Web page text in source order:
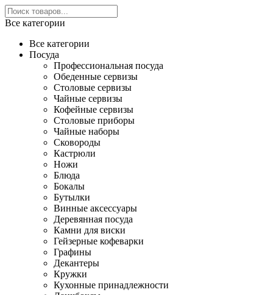
Все категории
Все категории
Посуда
Профессиональная посуда
Обеденные сервизы
Столовые сервизы
Чайные сервизы
Кофейные сервизы
Столовые приборы
Чайные наборы
Сковороды
Кастрюли
Ножи
Блюда
Бокалы
Бутылки
Винные аксессуары
Деревянная посуда
Камни для виски
Гейзерные кофеварки
Графины
Декантеры
Кружки
Кухонные принадлежности